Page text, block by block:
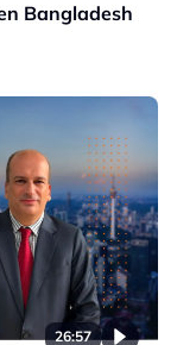
Bangladesh
26:57